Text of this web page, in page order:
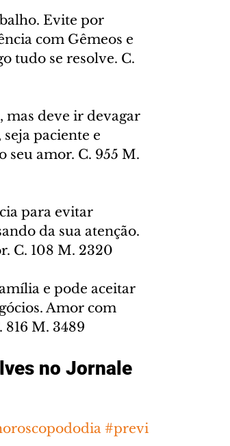
Evite por
com Gêmeos e
tudo se resolve. C.
mas deve ir devagar
paciente e
seu amor. C. 955 M.
para evitar
da sua atenção.
C. 108 M. 2320
e pode aceitar
Amor com
M. 3489
no Jornale
#previ